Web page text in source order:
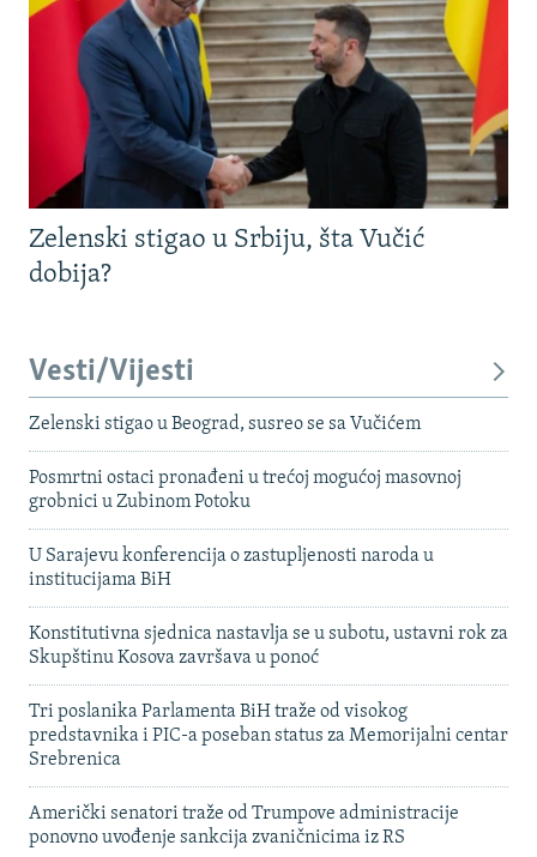
Zelenski stigao u Srbiju, šta Vučić
dobija?
Vesti/Vijesti
Zelenski stigao u Beograd, susreo se sa Vučićem
Posmrtni ostaci pronađeni u trećoj mogućoj masovnoj
grobnici u Zubinom Potoku
U Sarajevu konferencija o zastupljenosti naroda u
institucijama BiH
Konstitutivna sjednica nastavlja se u subotu, ustavni rok za
Skupštinu Kosova završava u ponoć
Tri poslanika Parlamenta BiH traže od visokog
predstavnika i PIC-a poseban status za Memorijalni centar
Srebrenica
Američki senatori traže od Trumpove administracije
ponovno uvođenje sankcija zvaničnicima iz RS